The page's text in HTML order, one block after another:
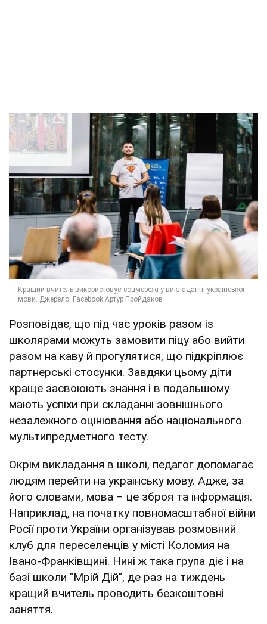
Розповідає, що під час уроків разом із
школярами можуть замовити піцу або вийти
разом на каву й прогулятися, що підкріплює
партнерські стосунки. Завдяки цьому діти
краще засвоюють знання і в подальшому
мають успіхи при складанні зовнішнього
незалежного оцінювання або національного
мультипредметного тесту.
Окрім викладання в школі, педагог допомагає
людям перейти на українську мову. Адже, за
його словами, мова – це зброя та інформація.
Наприклад, на початку повномасштабної війни
Росії проти України організував розмовний
клуб для переселенців у місті Коломия на
Івано-Франківщині. Нині ж така група діє і на
базі школи "Мрій Дій", де раз на тиждень
кращий вчитель проводить безкоштовні
заняття.